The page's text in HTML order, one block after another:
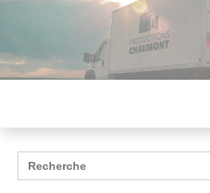
Search
for: